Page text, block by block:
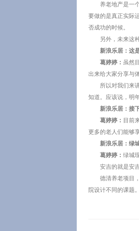
养老地产是一
要做的是真正实际
否成功的时候。
另外，未来这
新浪乐居：这
葛婷婷： 虽然
出来给大家分享与
所以对我们来
知道。应该说，明
新浪乐居：接
葛婷婷： 目前
更多的老人们能够
新浪乐居：绿
葛婷婷： 绿城
安吉的就是安
德清养老项目
院设计不同的课题。